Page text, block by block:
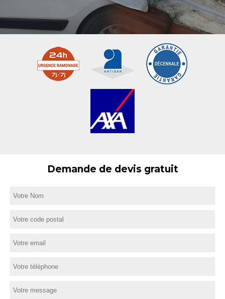
Demande de devis gratuit